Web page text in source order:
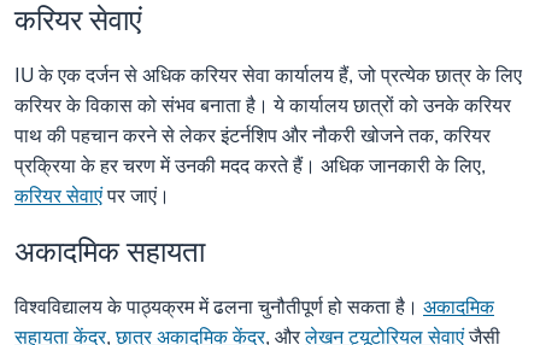
करियर सेवाएं
IU के एक दर्जन से अधिक करियर सेवा कार्यालय हैं, जो प्रत्येक छात्र के लिए
करियर के विकास को संभव बनाता है। ये कार्यालय छात्रों को उनके करियर
पाथ की पहचान करने से लेकर इंटर्नशिप और नौकरी खोजने तक, करियर
प्रक्रिया के हर चरण में उनकी मदद करते हैं। अधिक जानकारी के लिए,
करियर सेवाएंपर जाएं।
अकादमिक सहायता
विश्वविद्यालय के पाठ्यक्रम में ढलना चुनौतीपूर्ण हो सकता है। अकादमिक
सहायता केंद्र,छात्र अकादमिक केंद्र, औरलेखन ट्यूटोरियल सेवाएंजैसी